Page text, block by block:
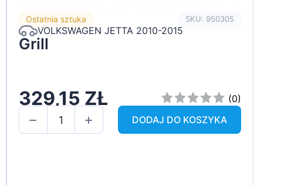
Ostatnia sztuka SKU: 950305
VOLKSWAGEN JETTA 2010-2015
Grill
329,15 ZŁ
(0)
DODAJ DO KOSZYKA